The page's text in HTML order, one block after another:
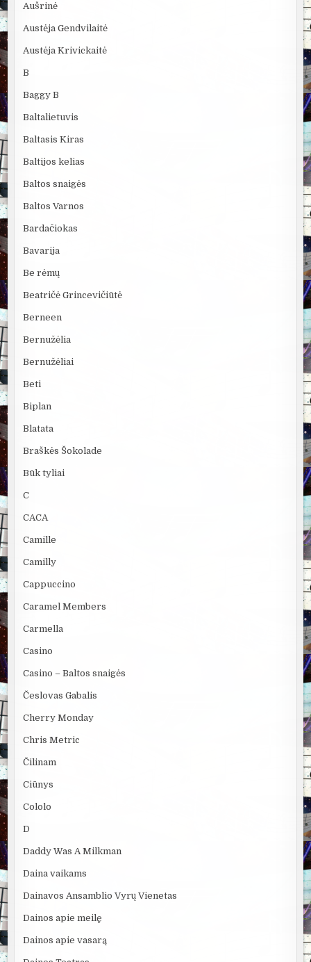
Aušrinė
Austėja Gendvilaitė
Austėja Krivickaitė
B
Baggy B
Baltalietuvis
Baltasis Kiras
Baltijos kelias
Baltos snaigės
Baltos Varnos
Bardačiokas
Bavarija
Be rėmų
Beatričė Grincevičiūtė
Berneen
Bernužėlia
Bernužėliai
Beti
Biplan
Blatata
Braškės Šokolade
Būk tyliai
C
CACA
Camille
Camilly
Cappuccino
Caramel Members
Carmella
Casino
Casino – Baltos snaigės
Česlovas Gabalis
Cherry Monday
Chris Metric
Čilinam
Ciūnys
Cololo
D
Daddy Was A Milkman
Daina vaikams
Dainavos Ansamblio Vyrų Vienetas
Dainos apie meilę
Dainos apie vasarą